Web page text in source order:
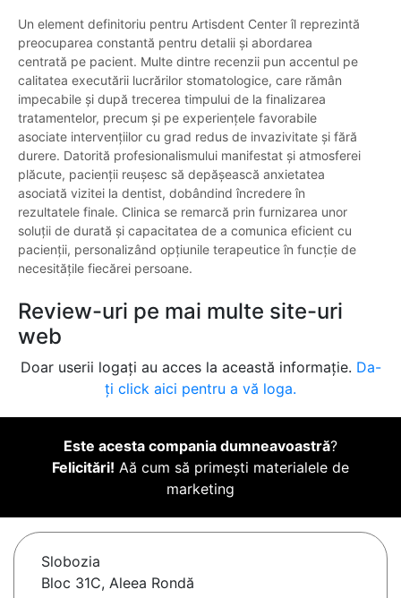
Un element definitoriu pentru Artisdent Center îl reprezintă
preocuparea constantă pentru detalii și abordarea
centrată pe pacient. Multe dintre recenzii pun accentul pe
calitatea executării lucrărilor stomatologice, care rămân
impecabile și după trecerea timpului de la finalizarea
tratamentelor, precum și pe experiențele favorabile
asociate intervențiilor cu grad redus de invazivitate și fără
durere. Datorită profesionalismului manifestat și atmosferei
plăcute, pacienții reușesc să depășească anxietatea
asociată vizitei la dentist, dobândind încredere în
rezultatele finale. Clinica se remarcă prin furnizarea unor
soluții de durată și capacitatea de a comunica eficient cu
pacienții, personalizând opțiunile terapeutice în funcție de
necesitățile fiecărei persoane.
Review-uri pe mai multe site-uri
web
Doar userii logați au acces la această informație. Da-
ți click aici pentru a vă loga.
Este acesta compania dumneavoastră?
Felicitări! Aă cum să primești materialele de
marketing
Slobozia
Bloc 31C, Aleea Rondă